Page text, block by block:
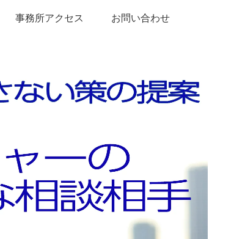
事務所アクセス お問い合わせ